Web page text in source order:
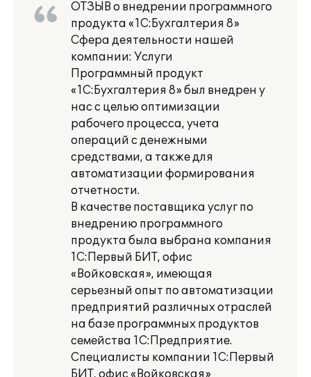
ОТЗЫВ о внедрении программного
продукта «1С:Бухгалтерия 8»
Сфера деятельности нашей
компании: Услуги
Программный продукт
«1С:Бухгалтерия 8» был внедрен у
нас с целью оптимизации
рабочего процесса, учета
операций с денежными
средствами, а также для
автоматизации формирования
отчетности.
В качестве поставщика услуг по
внедрению программного
продукта была выбрана компания
1С:Первый БИТ, офис
«Войковская», имеющая
серьезный опыт по автоматизации
предприятий различных отраслей
на базе программных продуктов
семейства 1С:Предприятие.
Специалисты компании 1С:Первый
БИТ, офис «Войковская»